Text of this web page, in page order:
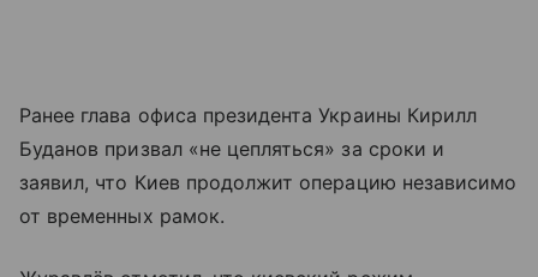
Ранее глава офиса президента Украины Кирилл
Буданов призвал «не цепляться» за сроки и
заявил, что Киев продолжит операцию независимо
от временных рамок.